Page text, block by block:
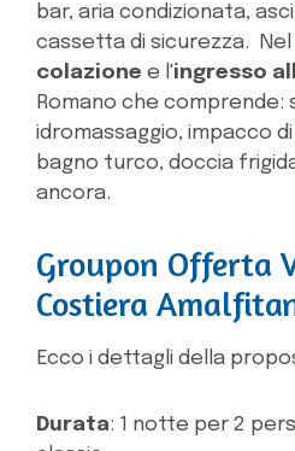
bar, aria condizionata,
cassetta di sicurezza.
colazione e l'ingresso
Romano che comprende:
idromassaggio, impacco
bagno turco, doccia
ancora.
Groupon Offerta
Costiera
Ecco i dettagli della
Durata: 1 notte per 2